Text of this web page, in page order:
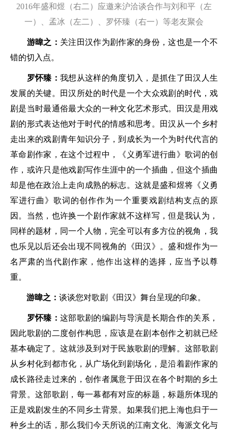
2016年盛和煜（右二）应邀来沪洽谈合作与刘和平（左
一）、孟冰（左二）、罗怀臻（右一）等老友聚会
游暐之： 关注田汉作为剧作家的身份，这也是一个不
错的切入点。
罗怀臻：我想从这样的角度切入，是抓住了田汉人生
发展的关键。田汉所处的时代是一个大众戏剧的时代，戏
剧是当时最通俗最大众的一种文化艺术形式。田汉是用戏
剧的形式表达他对于时代的情感和思考。田汉从一个乡村
走出来的戏剧青年知识分子，到成长为一个为时代代言的
革命剧作家，在这个过程中，《义勇军进行曲》歌词的创
作，或许只是他戏剧写作生涯中的一个插曲，但这个插曲
却是他在政治上走向成熟的标志。这就是盛和煜将《义勇
军进行曲》歌词的创作作为一个重要戏剧结构支点的原
因。当然，也许换一个剧作家就不这样写，但是我认为，
同样的题材，同一个人物，完全可以有多方位的视角，我
也乐见以后还会出现不同视角的《田汉》。盛和煜作为一
名严肃的当代剧作家，他作出这样的选择，应当予以尊
重。
游暐之： 谈谈您对歌剧《田汉》舞台呈现的印象。
罗怀臻：这部歌剧的编剧与导演是长期合作的关系，
因此歌剧的二度创作构思，应该是在剧本创作之初就已经
基本确定了。这就涉及到对于民族歌剧的理解。这部歌剧
从乡村化到都市化，从广场化到剧场化，是沿着剧作家的
成长路径走过来的，创作者属意于田汉在各个时期的乡土
背景。这部歌剧，每一幕都有对应的标题，标题所体现的
正是戏剧发生的不同乡土背景。如果我们把上海也归于一
种乡土的话，那么我们今天所说的江南文化、海派文化与